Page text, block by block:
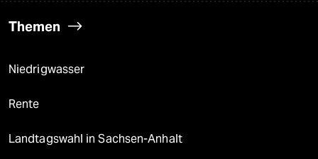
Themen
Niedrigwasser
Rente
Landtagswahl in Sachsen-Anhalt